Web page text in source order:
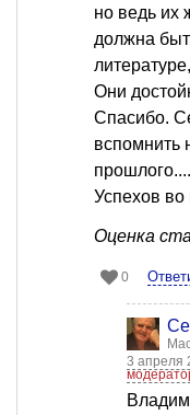
но ведь их
должна
Они
Спасибо.
вспомнить
прошлого....
Успехов
Оценка
0
3 апреля